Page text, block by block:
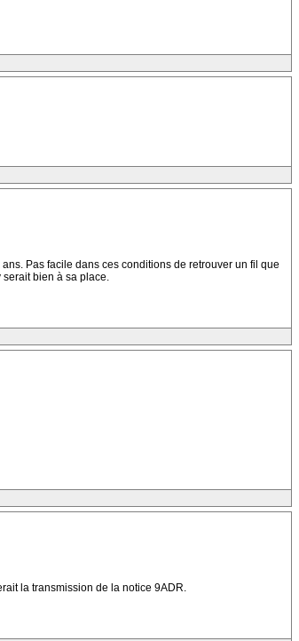
Pas facile dans ces conditions de retrouver un fil que
bien à sa place.
la transmission de la notice 9ADR.